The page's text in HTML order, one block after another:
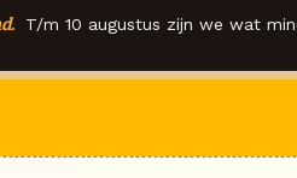
T/m 10 augustus zijn we wat